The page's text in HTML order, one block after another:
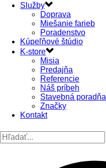
Služby
Doprava
Miešanie farieb
Poradenstvo
Kúpeľňové štúdio
K-store
Misia
Predajňa
Referencie
Náš príbeh
Stavebná poradňa
Značky
Kontakt